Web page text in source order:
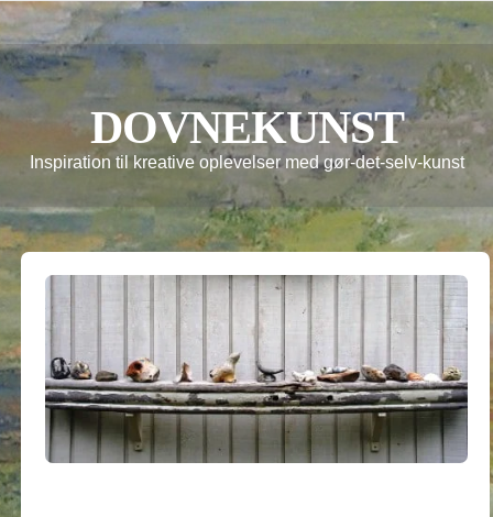
DOVNEKUNST
Inspiration til kreative oplevelser med gør-det-selv-kunst